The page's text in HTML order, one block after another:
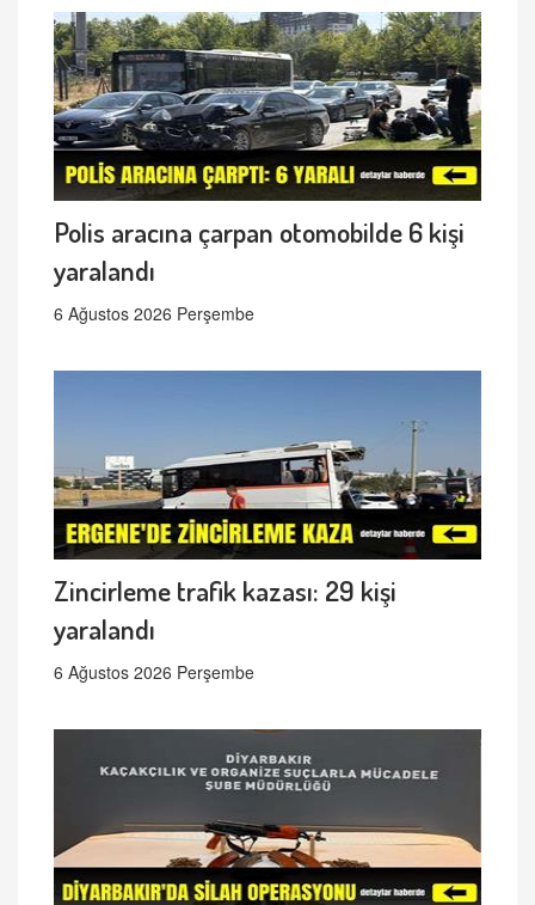
Polis aracına çarpan otomobilde 6 kişi
yaralandı
6 Ağustos 2026 Perşembe
Zincirleme trafik kazası: 29 kişi
yaralandı
6 Ağustos 2026 Perşembe